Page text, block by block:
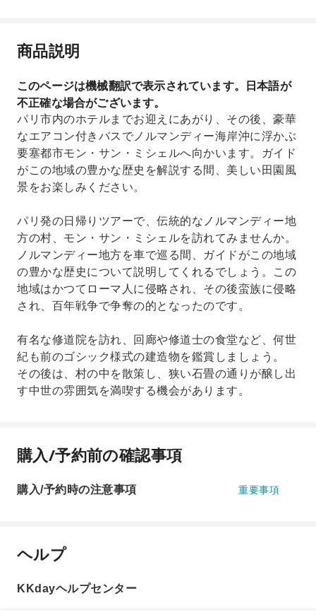
商品説明
このページは機械翻訳で表示されています。日本語が
不正確な場合がございます。
パリ市内のホテルまでお迎えにあがり、その後、豪華
なエアコン付きバスでノルマンディー海岸沖に浮かぶ
要塞都市モン・サン・ミシェルへ向かいます。ガイド
がこの地域の豊かな歴史を解説する間、美しい田園風
景をお楽しみください。
パリ発の日帰りツアーで、伝統的なノルマンディー地
方の村、モン・サン・ミシェルを訪れてみませんか。
ノルマンディー地方を車で巡る間、ガイドがこの地域
の豊かな歴史について説明してくれるでしょう。この
地域はかつてローマ人に侵略され、その後蛮族に侵略
され、百年戦争で争奪の的となったのです。
有名な修道院を訪れ、回廊や修道士の食堂など、何世
紀も前のゴシック様式の建造物を鑑賞しましょう。
その後は、村の中を散策し、狭い石畳の通りが醸し出
す中世の雰囲気を満喫する機会があります。
購入/予約前の確認事項
購入/予約時の注意事項 重要事項
ヘルプ
KKdayヘルプセンター